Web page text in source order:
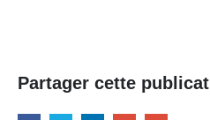
Partager cette